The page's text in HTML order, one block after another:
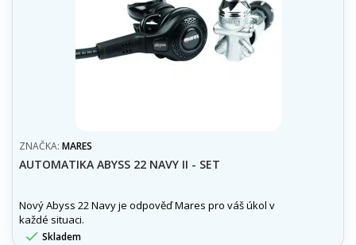
ZNAČKA: MARES
AUTOMATIKA ABYSS 22 NAVY II - SET
Nový Abyss 22 Navy je odpověď Mares pro váš úkol v
každé situaci.
 Skladem